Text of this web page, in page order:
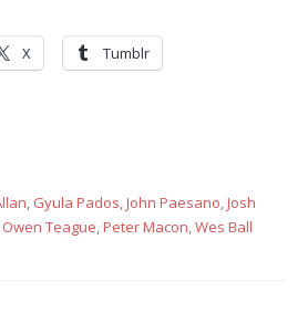
X Tumblr
Gyula Pados John Paesano Josh
Owen Teague Peter Macon Wes Ball